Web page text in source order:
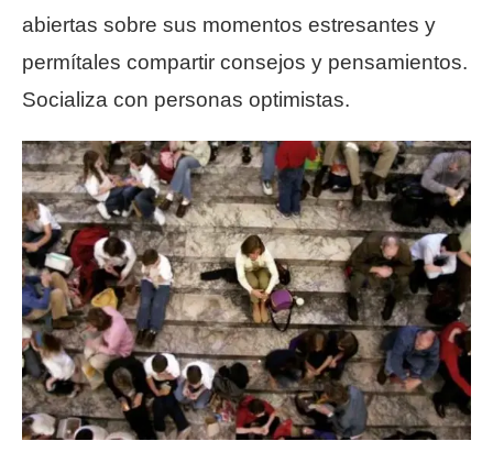
abiertas sobre sus momentos estresantes y
permítales compartir consejos y pensamientos.
Socializa con personas optimistas.